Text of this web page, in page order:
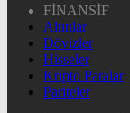
FİNANSİF
Altınlar
Dövizler
Hisseler
Kripto Paralar
Pariteler